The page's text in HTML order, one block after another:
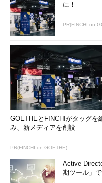
に！
PR(FINCHI on
GOETHEとFINCHIがタッグを
み、新メディアを創設
PR(FINCHI on GOETHE)
Active
期ツール」